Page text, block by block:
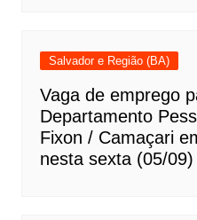
Salvador e Região (BA)
Vaga de emprego
Departamento
Fixon / Camaçari
nesta sexta (05/09)